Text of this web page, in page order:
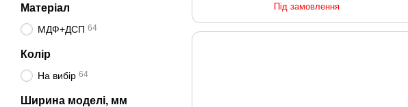
Під замовлення
Матеріал
МДФ+ДСП 64
Колір
На вибір 64
Ширина моделі, мм